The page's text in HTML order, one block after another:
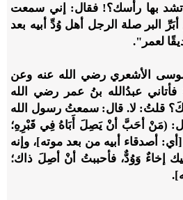
تشد بها رأسك؟! فقال: إني سمعت
البر صلة الرجل أهل وُدِّ أبيه بعد
لعمر".
الأشعري رضي الله عنه وعن
فأتاني عبدُالله بنُ عمر رضي الله
قلتُ: لا. قال: سمعتُ رسول الله
(مَنْ أحَبَّ أنْ يَصِلَ أَبَاهُ فِي قَبْرِهِ؛
أصدقاء أبيه من بعد موته]، وإنه
إخاءٌ وَوُدٌّ، فأحببتُ أنْ أصِلَ ذاك؛